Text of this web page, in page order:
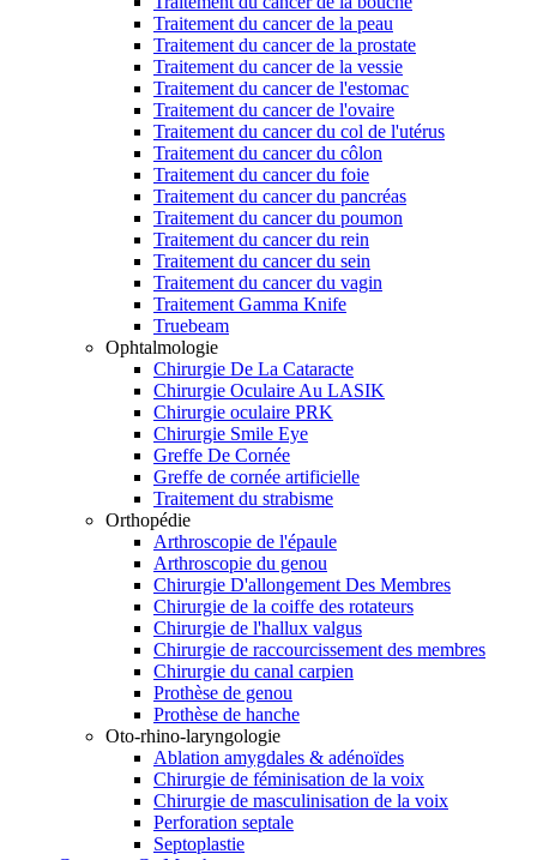
Traitement du cancer de la peau
Traitement du cancer de la prostate
Traitement du cancer de la vessie
Traitement du cancer de l'estomac
Traitement du cancer de l'ovaire
Traitement du cancer du col de l'utérus
Traitement du cancer du côlon
Traitement du cancer du foie
Traitement du cancer du pancréas
Traitement du cancer du poumon
Traitement du cancer du rein
Traitement du cancer du sein
Traitement du cancer du vagin
Traitement Gamma Knife
Truebeam
Ophtalmologie
Chirurgie De La Cataracte
Chirurgie Oculaire Au LASIK
Chirurgie oculaire PRK
Chirurgie Smile Eye
Greffe De Cornée
Greffe de cornée artificielle
Traitement du strabisme
Orthopédie
Arthroscopie de l'épaule
Arthroscopie du genou
Chirurgie D'allongement Des Membres
Chirurgie de la coiffe des rotateurs
Chirurgie de l'hallux valgus
Chirurgie de raccourcissement des membres
Chirurgie du canal carpien
Prothèse de genou
Prothèse de hanche
Oto-rhino-laryngologie
Ablation amygdales & adénoïdes
Chirurgie de féminisation de la voix
Chirurgie de masculinisation de la voix
Perforation septale
Septoplastie